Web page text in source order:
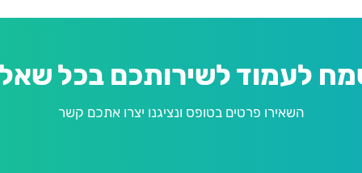
לעמוד לשירותכם בכל
השאירו פרטים בטופס ונציגנו יצרו אתכם קשר